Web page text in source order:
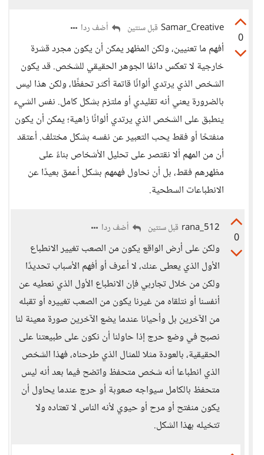
0
Samar_Creative قبل سنتين أضف ردا
أفهم ما تعنيين، ولكن المظهر يمكن أن يكون مجرد قشرة
خارجية لا تعكس دائمًا الجوهر الحقيقي للشخص. قد يكون
الشخص الذي يرتدي ألوانًا قاتمة أكثر تحفظًا، ولكن هذا ليس
بالضرورة يعني أنه تقليدي أو ملتزم بشكل كامل. نفس الشيء
ينطبق على الشخص الذي يرتدي ألوانًا زاهية؛ يمكن أن يكون
منفتحًا أو فقط يحب التعبير عن نفسه بشكل مختلف. أعتقد
أن من المهم ألا نقتصر على تحليل الأشخاص بناءً على
مظهرهم فقط، بل أن نحاول فهمهم بشكل أعمق بعيدًا عن
الانطباعات السطحية.
0
rana_512 قبل سنتين أضف ردا
ولكن على أرض الواقع يكون من الصعب تغيير الانطباع
الأول الذي يعطى عنك، لا أعرف أو أفهم الأسباب تحديدًا
ولكن من خلال تجاربي فإن الانطباع الأول الذي نعطيه عن
أنفسنا أو نتلقاه من غيرنا يكون من الصعب تغييره أو تقبله
من الآخرين بل وأحيانا عندما يضع الآخرين صورة معينة لنا
نصبح في وضع حرج إذا حاولنا أن نكون على طبيعتنا على
الحقيقية، بالعودة مثلا للمثال الذي طرحناه، فهذا الشخص
الذي انطباعا أنه شخص متحفظ واتضح فيما بعد أنه ليس
متحفظ بالكامل سيواجه صعوبة أو حرج عندما يحاول أن
يكون منفتح أو مرح أو حيوي لأنه الناس لا تعتاده ولا
تتخيله بهذا الشكل.